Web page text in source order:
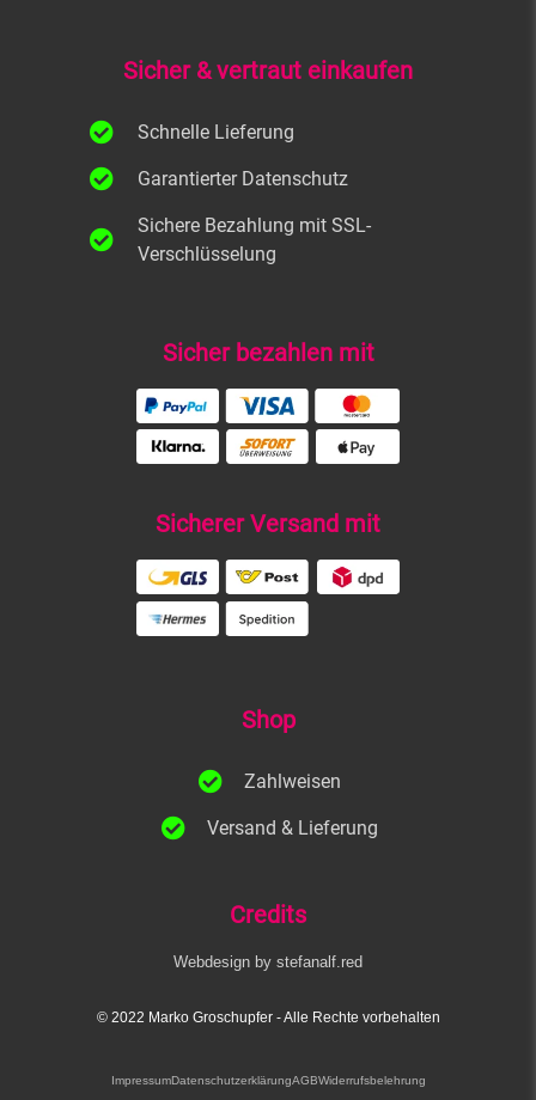
Sicher & vertraut einkaufen
Schnelle Lieferung
Garantierter Datenschutz
Sichere Bezahlung mit SSL-
Verschlüsselung
Sicher bezahlen mit
Sicherer Versand mit
Shop
Zahlweisen
Versand & Lieferung
Credits
Webdesign by stefanalf.red
© 2022 Marko Groschupfer​ - Alle Rechte vorbehalten
ImpressumDatenschutzerklärungAGBWiderrufsbelehrung